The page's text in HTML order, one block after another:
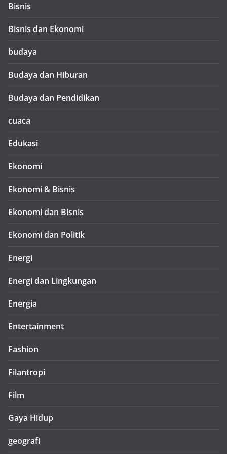
Bisnis
Bisnis dan Ekonomi
budaya
Budaya dan Hiburan
Budaya dan Pendidikan
cuaca
Edukasi
Ekonomi
Ekonomi & Bisnis
Ekonomi dan Bisnis
Ekonomi dan Politik
Energi
Energi dan Lingkungan
Energia
Entertainment
Fashion
Filantropi
Film
Gaya Hidup
geografi